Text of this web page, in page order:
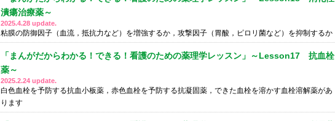
潰瘍治療薬～
2025.4.28 update.
粘膜の防御因子（血流，抵抗力など）を増強するか，攻撃因子（胃酸，ピロリ菌など）を抑制するか
「まんがだからわかる！できる！看護のための薬理学レッスン」～Lesson17 抗血栓
薬～
2025.2.24 update.
白色血栓を予防する抗血小板薬，赤色血栓を予防する抗凝固薬，できた血栓を溶かす血栓溶解薬があ
ります